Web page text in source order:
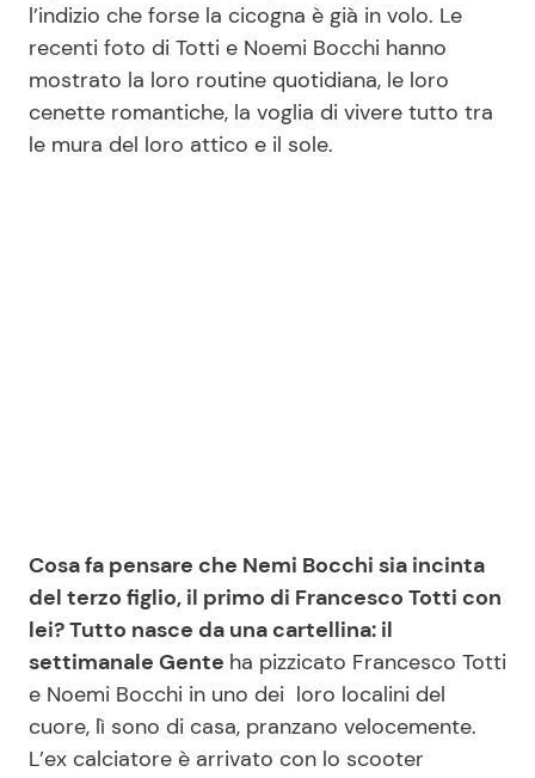
l’indizio che forse la cicogna è già in volo. Le
recenti foto di Totti e Noemi Bocchi hanno
mostrato la loro routine quotidiana, le loro
cenette romantiche, la voglia di vivere tutto tra
le mura del loro attico e il sole.
Cosa fa pensare che Nemi Bocchi sia incinta
del terzo figlio, il primo di Francesco Totti con
lei? Tutto nasce da una cartellina: il
settimanale Gente ha pizzicato Francesco Totti
e Noemi Bocchi in uno dei loro localini del
cuore, lì sono di casa, pranzano velocemente.
L’ex calciatore è arrivato con lo scooter